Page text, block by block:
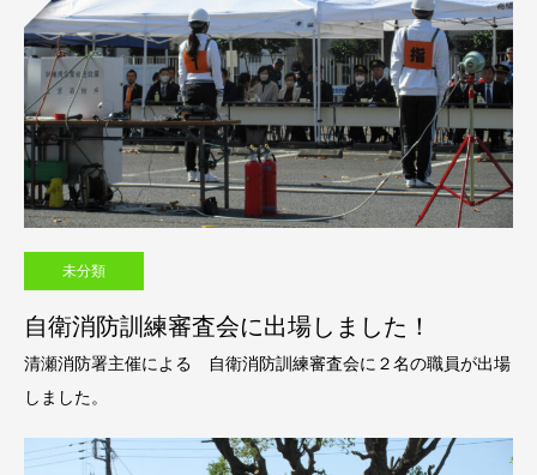
未分類
自衛消防訓練審査会に出場しました！
清瀬消防署主催による 自衛消防訓練審査会に２名の職員が出場
しました。